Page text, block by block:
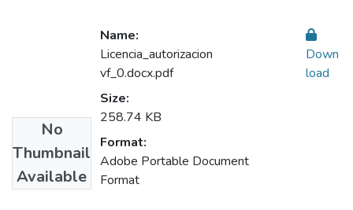
No
Thumbnail
Available
Name:
Licencia_autorizacion
vf_0.docx.pdf
Size:
258.74 KB
Format:
Adobe Portable Document
Format
Down
load